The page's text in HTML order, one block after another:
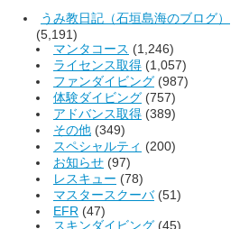
うみ教日記（石垣島海のブログ）
(5,191)
マンタコース (1,246)
ライセンス取得 (1,057)
ファンダイビング (987)
体験ダイビング (757)
アドバンス取得 (389)
その他 (349)
スペシャルティ (200)
お知らせ (97)
レスキュー (78)
マスタースクーバ(51)
EFR (47)
スキンダイビング (45)